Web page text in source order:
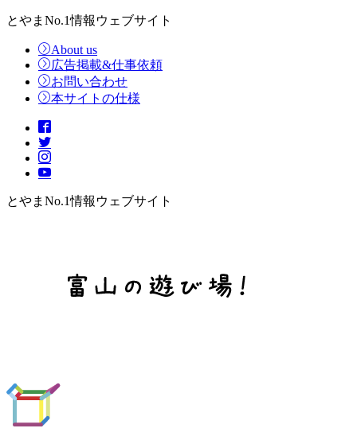
とやまNo.1情報ウェブサイト
About us
広告掲載&仕事依頼
お問い合わせ
本サイトの仕様
とやまNo.1情報ウェブサイト